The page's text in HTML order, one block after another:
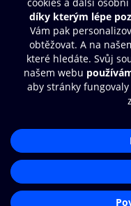
Moje O2 Knihovna
Další zábava
© O2 Czech Republic a.s.
Zásady zpracování
Nastavení cookies